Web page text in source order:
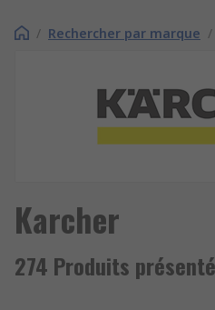
/ Rechercher par marque /
Karcher
274 Produits